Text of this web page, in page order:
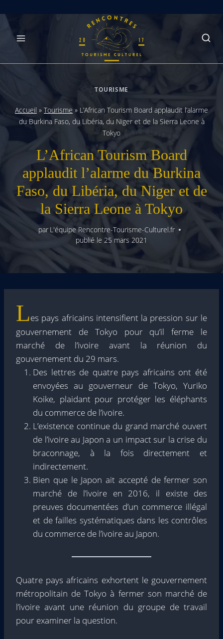
Skip
content
TOURISME
Accueil » Tourisme » L’African Tourism Board applaudit l’alarme
du Burkina Faso, du Libéria, du Niger et de la Sierra Leone à
Tokyo
L’African Tourism Board
applaudit l’alarme du Burkina
Faso, du Libéria, du Niger et de
la Sierra Leone à Tokyo
par L'équipe Rencontre-Tourisme-Culturel.fr
publié le 25 mars 2021
Les pays africains intensifient la pression sur le
gouvernement de Tokyo pour qu’il ferme le
marché de l’ivoire avant la réunion du
gouvernement du 29 mars.
Des lettres de quatre pays africains ont été
envoyées au gouverneur de Tokyo, Yuriko
Koike, plaidant pour protéger les éléphants
du commerce de l’ivoire.
L’existence continue du grand marché ouvert
de l’ivoire au Japon a un impact sur la crise du
braconnage, à la fois directement et
indirectement.
Bien que le Japon ait accepté de fermer son
marché de l’ivoire en 2016, il existe des
preuves documentées d’un commerce illégal
et de failles systématiques dans les contrôles
du commerce de l’ivoire au Japon.
Quatre pays africains exhortent le gouvernement
métropolitain de Tokyo à fermer son marché de
l’ivoire avant une réunion du groupe de travail
pour examiner la question.